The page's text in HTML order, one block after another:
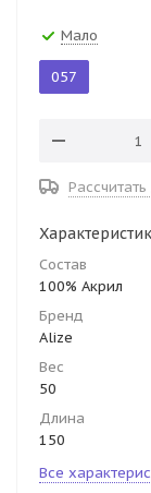
Мало
057
Состав
100% Акрил
Бренд
Alize
Вес
50
Длина
150
Все